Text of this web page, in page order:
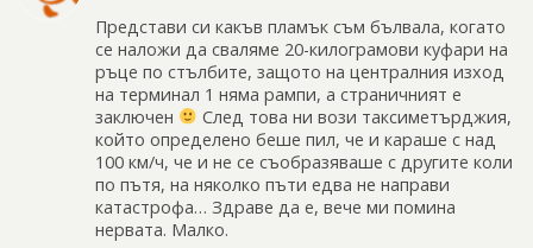
Представи си какъв пламък съм бълвала, когато
се наложи да сваляме 20-килограмови куфари на
ръце по стълбите, защото на централния изход
на терминал 1 няма рампи, а страничният е
заключен
След това ни вози таксиметърджия,
който определено беше пил, че и караше с над
100 км/ч, че и не се съобразяваше с другите коли
по пътя, на няколко пъти едва не направи
катастрофа… Здраве да е, вече ми помина
нервата. Малко.